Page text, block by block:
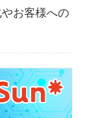
お客様への